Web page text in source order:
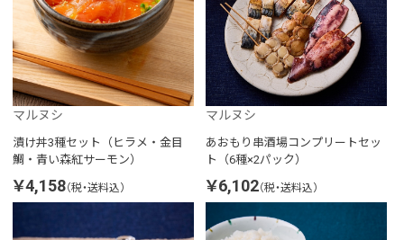
マルヌシ
漬け丼3種セット（ヒラメ・金目
鯛・青い森紅サーモン）
￥4,158（税・送料込）
マルヌシ
あおもり串酒場コンプリートセッ
ト（6種×2パック）
￥6,102（税・送料込）